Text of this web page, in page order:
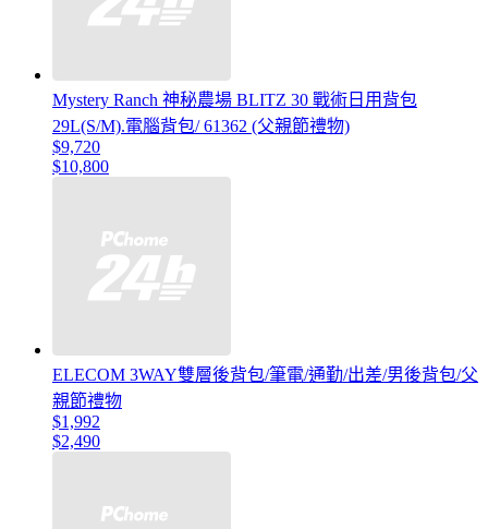
Mystery Ranch 神秘農場 BLITZ 30 戰術日用背包
29L(S/M).電腦背包/ 61362 (父親節禮物)
$9,720
$10,800
ELECOM 3WAY雙層後背包/筆電/通勤/出差/男後背包/父
親節禮物
$1,992
$2,490